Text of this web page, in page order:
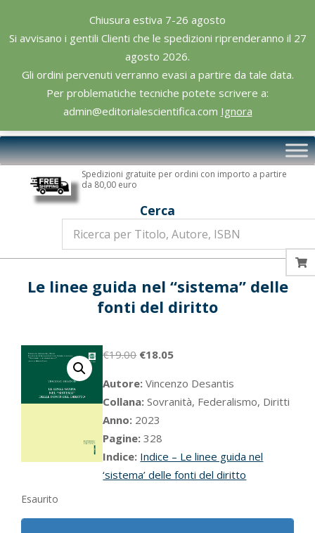
Chiusura estiva 7-26 agosto
Si avvisano i gentili Clienti che le spedizioni riprenderanno il 27
agosto 2026.
Gli ordini pervenuti verranno evasi a partire da tale data.
Per problematiche tecniche potete scrivere a:
admin@editorialescientifica.com Ignora
content
Editoriale
Scientifica
Primary
Navigation
Spedizioni gratuite per ordini con importo a partire
da 80,00 euro
Cerca
Le linee guida nel “sistema” delle
fonti del diritto
€19.00 Il
originale
era:
€19.00.
€18.05Il
attuale
è:
Autore:Vincenzo Desantis
Collana:Sovranità, Federalismo, Diritti
Anno: 2023
Pagine:328
Indice: Indice – Le linee guida nel
‘sistema’ delle fonti del diritto
Esaurito